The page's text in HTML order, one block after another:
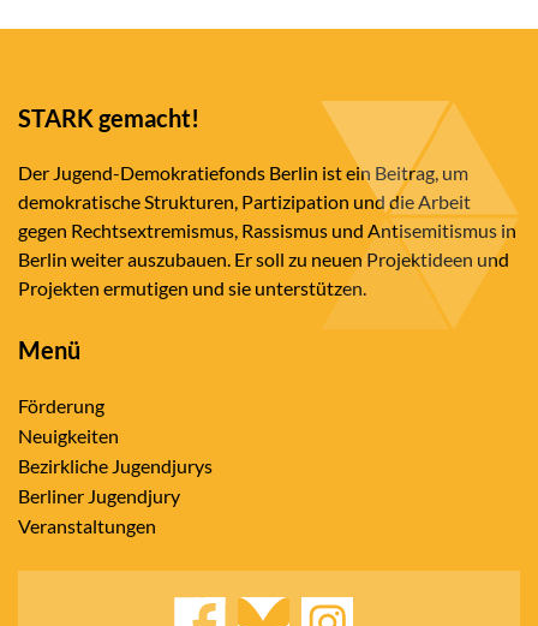
STARK gemacht!
Der Jugend-Demokratiefonds Berlin ist ein Beitrag, um
demokratische Strukturen, Partizipation und die Arbeit
gegen Rechtsextremismus, Rassismus und Antisemitismus in
Berlin weiter auszubauen. Er soll zu neuen Projektideen und
Projekten ermutigen und sie unterstützen.
Menü
Förderung
Neuigkeiten
Bezirkliche Jugendjurys
Berliner Jugendjury
Veranstaltungen